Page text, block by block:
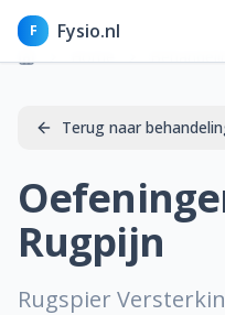
F Fysio.nl
Nieuws
Home
Terug naar
Rugpijn
Rugspier